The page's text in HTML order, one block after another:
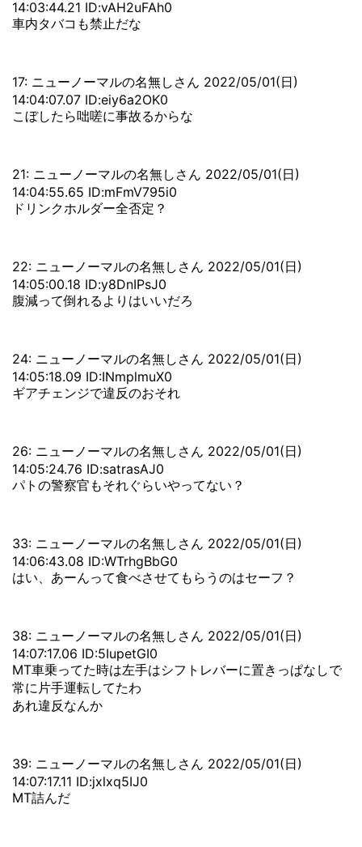
14:03:44.21 ID:vAH2uFAh0
車内タバコも禁止だな
17: ニューノーマルの名無しさん 2022/05/01(日)
14:04:07.07 ID:eiy6a2OK0
こぼしたら咄嗟に事故るからな
21: ニューノーマルの名無しさん 2022/05/01(日)
14:04:55.65 ID:mFmV795i0
ドリンクホルダー全否定？
22: ニューノーマルの名無しさん 2022/05/01(日)
14:05:00.18 ID:y8DnIPsJ0
腹減って倒れるよりはいいだろ
24: ニューノーマルの名無しさん 2022/05/01(日)
14:05:18.09 ID:INmplmuX0
ギアチェンジで違反のおそれ
26: ニューノーマルの名無しさん 2022/05/01(日)
14:05:24.76 ID:satrasAJ0
パトの警察官もそれぐらいやってない？
33: ニューノーマルの名無しさん 2022/05/01(日)
14:06:43.08 ID:WTrhgBbG0
はい、あーんって食べさせてもらうのはセーフ？
38: ニューノーマルの名無しさん 2022/05/01(日)
14:07:17.06 ID:5IupetGI0
MT車乗ってた時は左手はシフトレバーに置きっぱなしで
常に片手運転してたわ
あれ違反なんか
39: ニューノーマルの名無しさん 2022/05/01(日)
14:07:17.11 ID:jxlxq5IJ0
MT詰んだ